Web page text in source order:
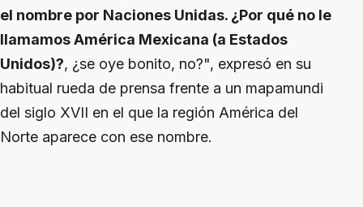
el nombre por Naciones Unidas. ¿Por qué no le
llamamos América Mexicana (a Estados
Unidos)?, ¿se oye bonito, no?", expresó en su
habitual rueda de prensa frente a un mapamundi
del siglo XVII en el que la región América del
Norte aparece con ese nombre.